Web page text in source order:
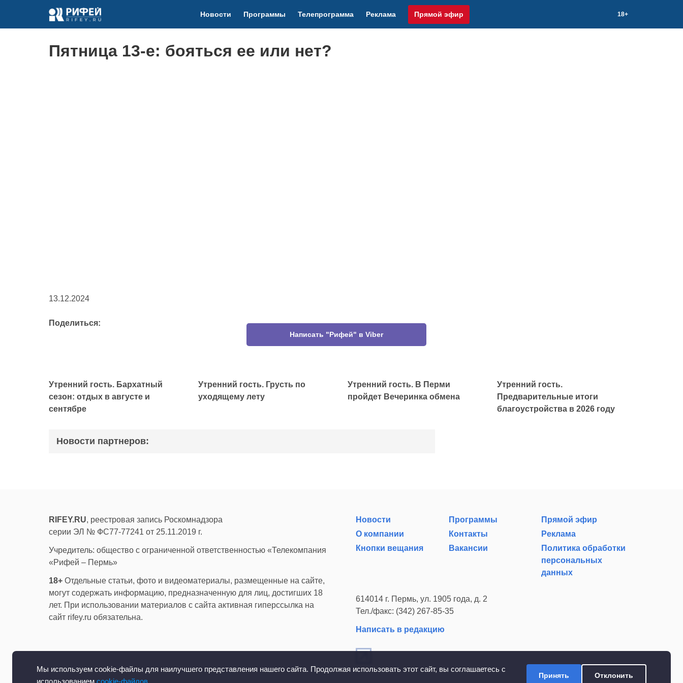
Новости Программы Телепрограмма Реклама Прямой эфир 18+
Пятница 13-е: бояться ее или нет?
13.12.2024
Поделиться:
Написать "Рифей" в Viber
Мы используем cookie-файлы для наилучшего представления нашего сайта. Продолжая использовать этот сайт, вы соглашаетесь с
использованием cookie-файлов
Принять Отклонить
Утренний гость. Бархатный
сезон: отдых в августе и
сентябре
Утренний гость. Грусть по
уходящему лету
Утренний гость. В Перми
пройдет Вечеринка обмена
Утренний гость.
Предварительные итоги
благоустройства в 2026 году
Новости партнеров:
RIFEY.RU, реестровая запись Роскомнадзора
серии ЭЛ № ФС77-77241 от 25.11.2019 г.
Учредитель: общество с ограниченной ответственностью «Телекомпания
«Рифей – Пермь»
18+ Отдельные статьи, фото и видеоматериалы, размещенные на сайте,
могут содержать информацию, предназначенную для лиц, достигших 18
лет. При использовании материалов с сайта активная гиперссылка на
сайт rifey.ru обязательна.
Новости Программы
Прямой эфир
О компании
Контакты
Реклама
Кнопки вещания
Вакансии
Политика обработки
персональных
данных
614014 г. Пермь, ул. 1905 года, д. 2
Тел./факс: (342) 267-85-35
Написать в редакцию